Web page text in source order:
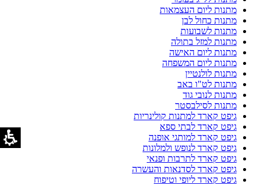
מתנות ליום העצמאות
מתנות כחול לבן
מתנות לשבועות
מתנות למזל בתולה
מתנות ליום האישה
מתנות ליום המשפחה
מתנות לולנטיין
מתנות לט"ו באב
מתנות לנובי גוד
מתנות לסילבסטר
גיפט קארד למתנות קולינריות
גיפט קארד לבתי ספא
גיפט קארד למותגי אופנה
גיפט קארד לנופש ולמלונות
גיפט קארד לתרבות ופנאי
גיפט קארד לסדנאות והעשרה
גיפט קארד ליופי וטיפוח